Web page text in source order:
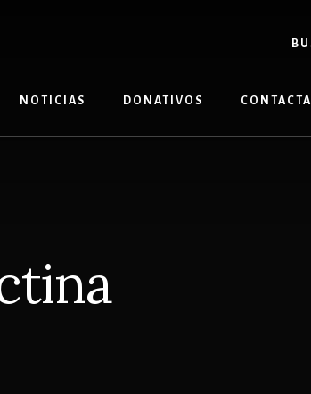
NOTICIAS DONATIVOS CONTACTA